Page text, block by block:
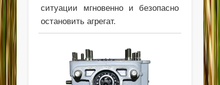
ситуации мгновенно и безопасно
остановить агрегат.